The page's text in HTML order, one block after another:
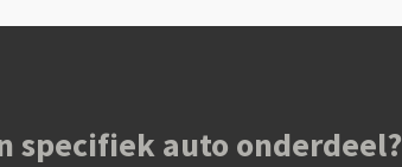
specifiek auto onderdeel?